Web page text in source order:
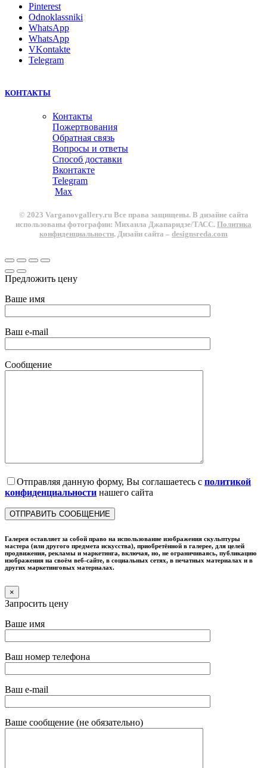
Pinterest
Odnoklassniki
WhatsApp
WhatsApp
VKontakte
Telegram
КОНТАКТЫ
Контакты
Пожертвования
Обратная связь
Вопросы и ответы
Способ доставки
Вконтакте
Telegram
Max
© 2023 Varganovgallery.ru Все права защищены. В дизайне сайта
использованы фотографии: Михаила Джапаридзе/ТАСС. Политика
конфиденциальности. Дизайн сайта – designsreda.com
Предложить цену
Ваше имя
Ваш e-mail
Сообщение
Отправляя данную форму, Вы соглашаетесь с политикой
конфиденциальности нашего сайта
Галерея оставляет за собой право на использование изображения скульптуры
мастера (или другого предмета искусства), приобретённой в галерее, для целей
продвижения, рекламы и маркетинга, включая, но, не ограничиваясь, публикацию
изображения на своём веб-сайте, в социальных сетях, в печатных материалах и в
других маркетинговых материалах.
×
Запросить цену
Ваше имя
Ваш номер телефона
Ваш e-mail
Ваше сообщение (не обязательно)